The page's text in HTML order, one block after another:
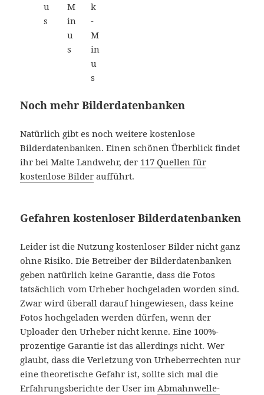
Noch mehr Bilderdatenbanken
Natürlich gibt es noch weitere kostenlose
Bilderdatenbanken. Einen schönen Überblick findet
ihr bei Malte Landwehr, der 117 Quellen für
kostenlose Bilder aufführt.
Gefahren kostenloser Bilderdatenbanken
Leider ist die Nutzung kostenloser Bilder nicht ganz
ohne Risiko. Die Betreiber der Bilderdatenbanken
geben natürlich keine Garantie, dass die Fotos
tatsächlich vom Urheber hochgeladen worden sind.
Zwar wird überall darauf hingewiesen, dass keine
Fotos hochgeladen werden dürfen, wenn der
Uploader den Urheber nicht kenne. Eine 100%-
prozentige Garantie ist das allerdings nicht. Wer
glaubt, dass die Verletzung von Urheberrechten nur
eine theoretische Gefahr ist, sollte sich mal die
Erfahrungsberichte der User im Abmahnwelle-